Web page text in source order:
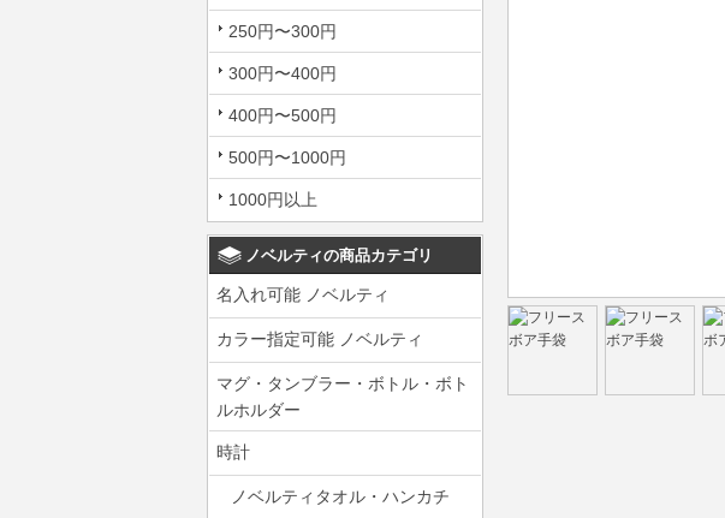
250円〜300円
300円〜400円
400円〜500円
500円〜1000円
1000円以上
ノベルティの商品カテゴリ
名入れ可能 ノベルティ
カラー指定可能 ノベルティ
マグ・タンブラー・ボトル・ボト
ルホルダー
時計
ノベルティタオル・ハンカチ